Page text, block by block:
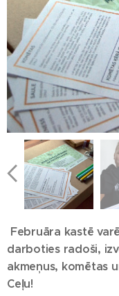
Februāra kastē
darboties radoši,
akmeņus, komētas
Ceļu!